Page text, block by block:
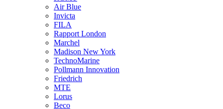
Air Blue
Invicta
FILA
Rapport London
Marchel
Madison New York
TechnoMarine
Pollmann Innovation
Friedrich
MTE
Lorus
Beco